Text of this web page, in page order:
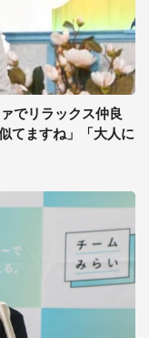
でリラックス仲良
てますね」「大人に